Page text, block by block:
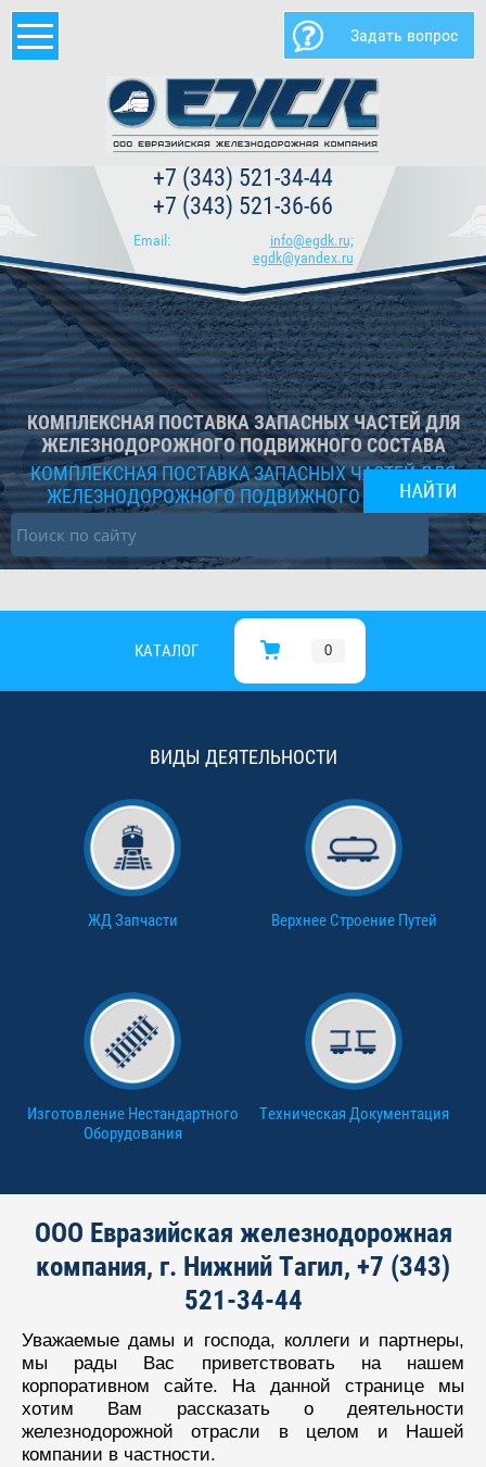
Задать вопрос
+7 (343) 521-34-44
+7 (343) 521-36-66
Email:
info@egdk.ru;
egdk@yandex.ru
КОМПЛЕКСНАЯ ПОСТАВКА ЗАПАСНЫХ ЧАСТЕЙ ДЛЯ
ЖЕЛЕЗНОДОРОЖНОГО ПОДВИЖНОГО СОСТАВА
КОМПЛЕКСНАЯ ПОСТАВКА ЗАПАСНЫХ ЧАСТЕЙ ДЛЯ
ЖЕЛЕЗНОДОРОЖНОГО ПОДВИЖНОГО СОСТАВА
КАТАЛОГ 0
ВИДЫ ДЕЯТЕЛЬНОСТИ
ЖД Запчасти Верхнее Строение Путей
Изготовление Нестандартного
Оборудования
Техническая Документация
ООО Евразийская железнодорожная
компания, г. Нижний Тагил, +7 (343)
521-34-44
Уважаемые дамы и господа, коллеги и партнеры,
мы рады Вас приветствовать на нашем
корпоративном сайте. На данной странице мы
хотим Вам рассказать о деятельности
железнодорожной отрасли в целом и Нашей
компании в частности.